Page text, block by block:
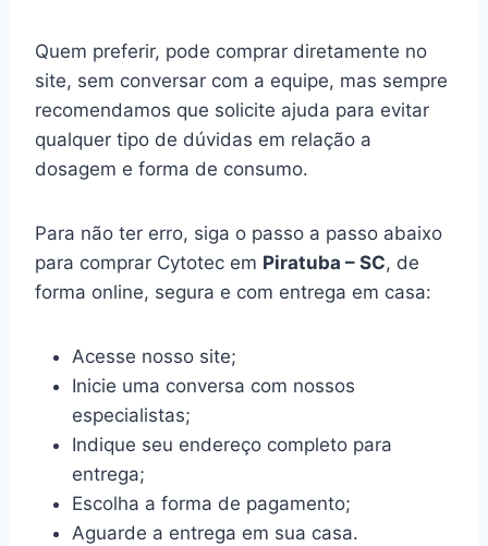
Quem preferir, pode comprar diretamente no
site, sem conversar com a equipe, mas sempre
recomendamos que solicite ajuda para evitar
qualquer tipo de dúvidas em relação a
dosagem e forma de consumo.
Para não ter erro, siga o passo a passo abaixo
para comprar Cytotec em Piratuba – SC, de
forma online, segura e com entrega em casa:
Acesse nosso site;
Inicie uma conversa com nossos
especialistas;
Indique seu endereço completo para
entrega;
Escolha a forma de pagamento;
Aguarde a entrega em sua casa.